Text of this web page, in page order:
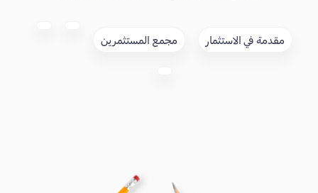
مقدمة في الاستثمار مجمع المستثمرين